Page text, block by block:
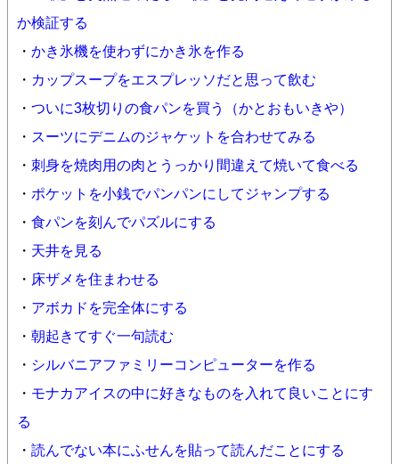
か検証する
・ かき氷機を使わずにかき氷を作る
・ カップスープをエスプレッソだと思って飲む
・ ついに3枚切りの食パンを買う（かとおもいきや）
・ スーツにデニムのジャケットを合わせてみる
・ 刺身を焼肉用の肉とうっかり間違えて焼いて食べる
・ ポケットを小銭でパンパンにしてジャンプする
・ 食パンを刻んでパズルにする
・ 天井を見る
・ 床ザメを住まわせる
・ アボカドを完全体にする
・ 朝起きてすぐ一句読む
・ シルバニアファミリーコンピューターを作る
・ モナカアイスの中に好きなものを入れて良いことにす
る
・ 読んでない本にふせんを貼って読んだことにする